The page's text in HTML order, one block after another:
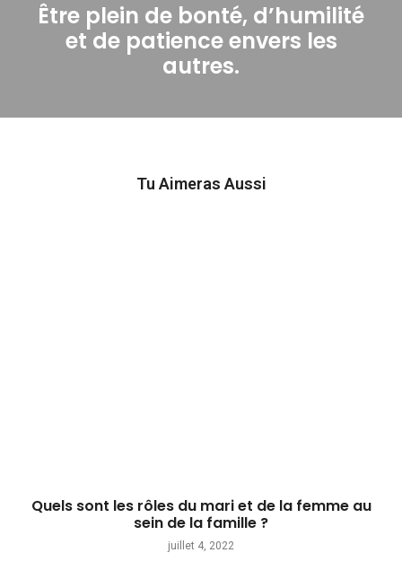
Next
post:
Être plein de bonté, d’humilité
et de patience envers les
autres.
Tu Aimeras Aussi
Quels sont les rôles du mari et de la femme au
sein de la famille ?
juillet 4, 2022